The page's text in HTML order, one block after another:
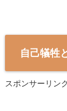
自己犠牲
スポンサーリンク